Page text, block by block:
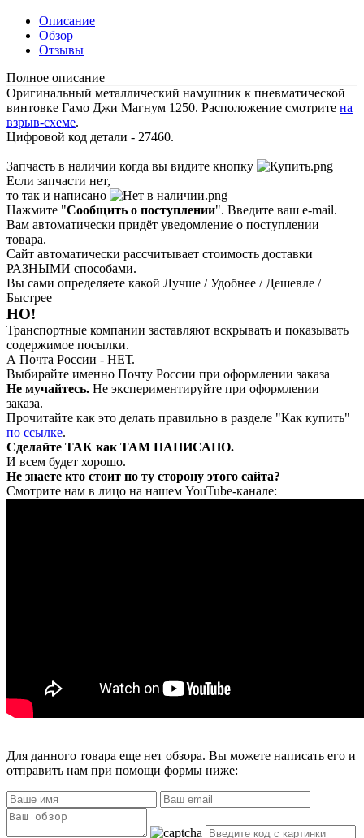
Описание
Обзор
Отзывы
Полное описание
Оригинальный металлический намушник к пневматической
винтовке Гамо Джи Магнум 1250. Расположение смотрите на
взрыв-схеме.
Цифровой код детали - 27460.
Запчасть в наличии когда вы видите кнопку
Если запчасти нет,
то так и написано
Нажмите "Сообщить о поступлении". Введите ваш e-mail.
Вам автоматически придёт уведомление о поступлении
товара.
Сайт автоматически рассчитывает стоимость доставки
РАЗНЫМИ способами.
Вы сами определяете какой Лучше / Удобнее / Дешевле /
Быстрее
НО!
Транспортные компании заставляют вскрывать и показывать
содержимое посылки.
А Почта России - НЕТ.
Выбирайте именно Почту России при оформлении заказа
Не мучайтесь. Не экспериментируйте при оформлении
заказа.
Прочитайте как это делать правильно в разделе "Как купить"
по ссылке.
Сделайте ТАК как ТАМ НАПИСАНО.
И всем будет хорошо.
Не знаете кто стоит по ту сторону этого сайта?
Смотрите нам в лицо на нашем YouTube-канале:
Для данного товара еще нет обзора. Вы можете написать его и
отправить нам при помощи формы ниже: